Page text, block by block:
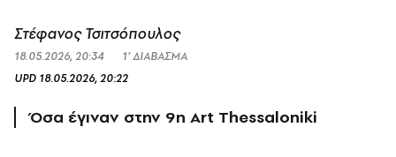
Στέφανος Τσιτσόπουλος
18.05.2026, 20:34
1’ ΔΙΑΒΑΣΜΑ
UPD 18.05.2026, 20:22
Όσα έγιναν στην 9η Art Thessaloniki